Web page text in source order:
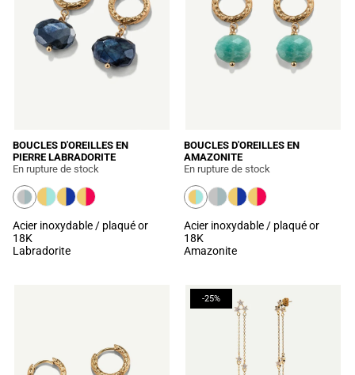
BOUCLES D'OREILLES EN
PIERRE LABRADORITE
En rupture de stock
Acier inoxydable / plaqué or
18K
Labradorite
BOUCLES D'OREILLES EN
AMAZONITE
En rupture de stock
Acier inoxydable / plaqué or
18K
Amazonite
-25%